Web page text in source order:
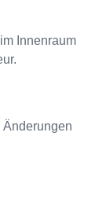
Innenraum